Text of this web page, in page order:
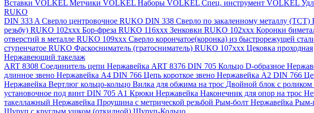
Вставки VOLKEL Метчики VOLKEL Наборы VOLKEL Спец. инструмент VOLKEL
RUKO
DIN 333 A Сверло центровочное RUKO DIN 338 Сверло по закаленному металлу (ТСТ)
резьбу) RUKO 102xxx Бор-фреза RUKO 116xxx Зенковки RUKO 102xxx Коронки
отверстий в металле RUKO 109ххх Сверло корончатое(коронка) из быстрорежущей
ступенчатое RUKO Фаскосниматель (гратосниматель) RUKO 107xxx Цековка проходная
Нержавеющий такелаж
ART 8308 Соединитель цепи Нержавейка ART 8376 DIN 705 Кольцо D-образное
длинное звено Нержавейка A4 DIN 766 Цепь короткое звено Нержавейка A2 DIN 766
Нержавейка Вертлюг кольцо-кольцо Вилка для обжима на трос Двойной блок с роликом
установочное под винт DIN 705 А1 Крюки Нержавейка Наконечник для опор на трос
такеллажный Нержавейка Проушина с метрической резьбой Рым-болт Нержавейка Рым-
Шуруп с круглым ушком (откидной) Шуруп-Кольцо